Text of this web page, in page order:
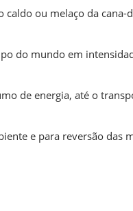
ou melaço da cana-
do mundo em
de energia, até o
e para reversão das